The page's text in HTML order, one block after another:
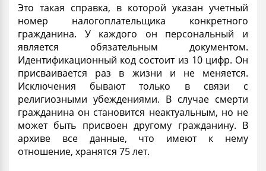
Это такая справка, в которой указан учетный
номер налогоплательщика конкретного
гражданина. У каждого он персональный и
является обязательным документом.
Идентификационный код состоит из 10 цифр. Он
присваивается раз в жизни и не меняется.
Исключения бывают только в связи с
религиозными убеждениями. В случае смерти
гражданина он становится неактуальным, но не
может быть присвоен другому гражданину. В
архиве все данные, что имеют к нему
отношение, хранятся 75 лет.